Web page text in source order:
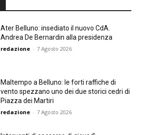
Ater Belluno: insediato il nuovo CdA.
Andrea De Bernardin alla presidenza
redazione - 7 Agosto 2026
Maltempo a Belluno: le forti raffiche di
vento spezzano uno dei due storici cedri di
Piazza dei Martiri
redazione - 7 Agosto 2026